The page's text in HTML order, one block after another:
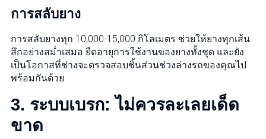
การสลับยาง
การสลับยางทุก 10,000-15,000 กิโลเมตร ช่วยให้ยางทุกเส้น
สึกอย่างสม่ำเสมอ ยืดอายุการใช้งานของยางทั้งชุด และยัง
เป็นโอกาสที่ช่างจะตรวจสอบชิ้นส่วนช่วงล่างรถของคุณไป
พร้อมกันด้วย
3. ระบบเบรก: ไม่ควรละเลยเด็ด
ขาด